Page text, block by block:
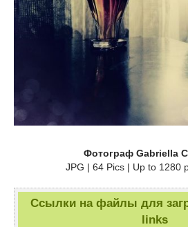
Фотограф Gabriella
JPG | 64 Pics | Up to 1280
Ссылки на файлы для
links